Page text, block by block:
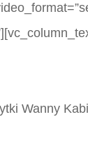
Wanny